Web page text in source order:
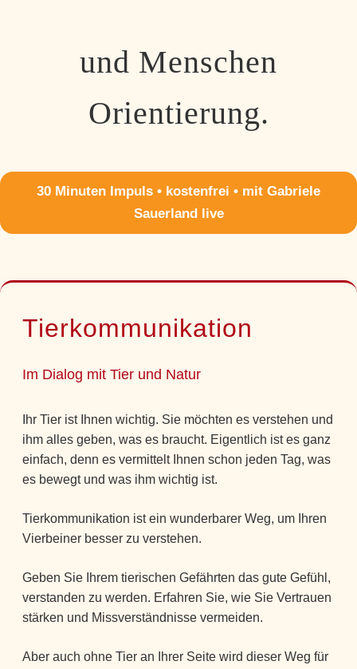
und Menschen
Orientierung.
30 Minuten Impuls • kostenfrei • mit Gabriele
Sauerland live
Tierkommunikation
Im Dialog mit Tier und Natur
Ihr Tier ist Ihnen wichtig. Sie möchten es verstehen und
ihm alles geben, was es braucht. Eigentlich ist es ganz
einfach, denn es vermittelt Ihnen schon jeden Tag, was
es bewegt und was ihm wichtig ist.
Tierkommunikation ist ein wunderbarer Weg, um Ihren
Vierbeiner besser zu verstehen.
Geben Sie Ihrem tierischen Gefährten das gute Gefühl,
verstanden zu werden. Erfahren Sie, wie Sie Vertrauen
stärken und Missverständnisse vermeiden.
Aber auch ohne Tier an Ihrer Seite wird dieser Weg für